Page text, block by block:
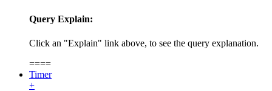
Query Explain:
Click an "Explain" link above, to see the query explanation.
====
Timer
+